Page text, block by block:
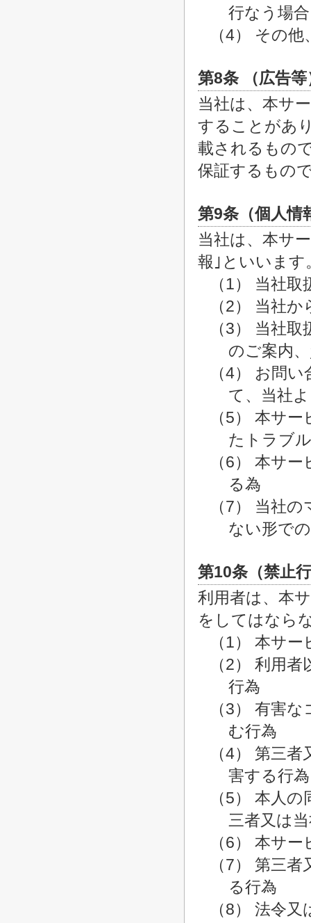
行なう場合
（4） その
第8条 （広告等
当社は、本サ
することがあ
載されるもの
保証するもの
第9条（個人情
当社は、本サ
報｣といいま
（1） 当社
（2） 当社
（3） 当社
のご案内
（4） お問
て、当社
（5） 本サ
たトラブ
（6） 本サ
る為
（7） 当社
ない形で
第10条（禁止
利用者は、本
をしてはなら
（1） 本サ
（2） 利用
行為
（3） 有害
む行為
（4） 第三
害する行為
（5） 本人
三者又は
（6） 本サ
（7） 第三
る行為
（8） 法令